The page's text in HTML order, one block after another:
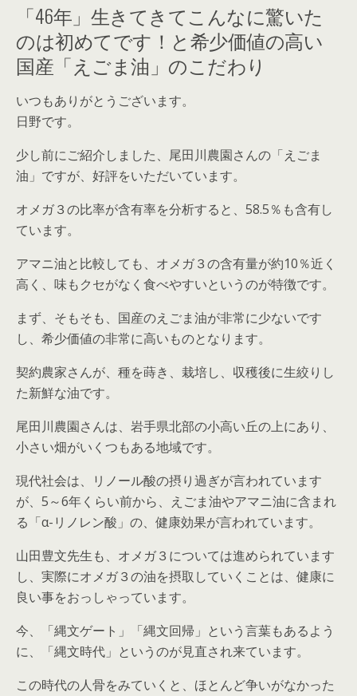
「46年」生きてきてこんなに驚いた
のは初めてです！と希少価値の高い
国産「えごま油」のこだわり
いつもありがとうございます。
日野です。
少し前にご紹介しました、尾田川農園さんの「えごま
油」ですが、好評をいただいています。
オメガ３の比率が含有率を分析すると、58.5％も含有し
ています。
アマニ油と比較しても、オメガ３の含有量が約10％近く
高く、味もクセがなく食べやすいというのが特徴です。
まず、そもそも、国産のえごま油が非常に少ないです
し、希少価値の非常に高いものとなります。
契約農家さんが、種を蒔き、栽培し、収穫後に生絞りし
た新鮮な油です。
尾田川農園さんは、岩手県北部の小高い丘の上にあり、
小さい畑がいくつもある地域です。
現代社会は、リノール酸の摂り過ぎが言われています
が、5～6年くらい前から、えごま油やアマニ油に含まれ
る「α-リノレン酸」の、健康効果が言われています。
山田豊文先生も、オメガ３については進められています
し、実際にオメガ３の油を摂取していくことは、健康に
良い事をおっしゃっています。
今、「縄文ゲート」「縄文回帰」という言葉もあるよう
に、「縄文時代」というのが見直され来ています。
この時代の人骨をみていくと、ほとんど争いがなかった